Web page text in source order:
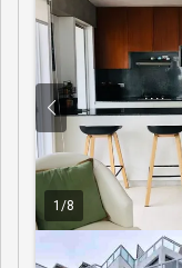
1 /8